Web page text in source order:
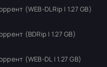
(WEB-DLRip | 1.27 GB)
(BDRip | 1.27 GB)
(WEB-DL | 1.27 GB)